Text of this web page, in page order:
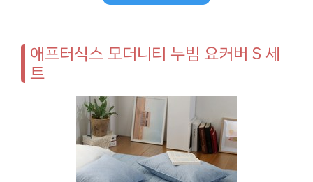
애프터식스 모더니티 누빔 요커버 S 세
트